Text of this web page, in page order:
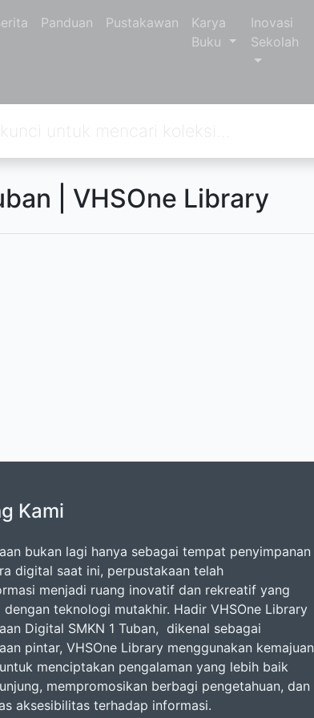
Panduan Pustakawan
Karya
Buku
Inovasi
Sekolah
| VHSOne Library
Kami
bukan lagi hanya sebagai tempat penyimpanan
digital saat ini, perpustakaan telah
menjadi ruang inovatif dan rekreatif yang
teknologi mutakhir. Hadir VHSOne Library
Digital SMKN 1 Tuban, dikenal sebagai
pintar, VHSOne Library menggunakan kemajuan
menciptakan pengalaman yang lebih baik
mempromosikan berbagi pengetahuan, dan
aksesibilitas terhadap informasi.